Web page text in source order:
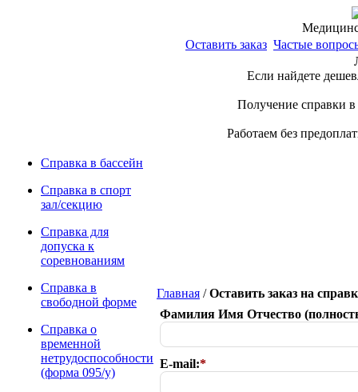
Оставить заказ Частые
Если найдете
Получение справки в
Работаем без
Справка в бассейн
Справка в спорт
зал/секцию
Справка для
допуска к
соревнованиям
Справка в
свободной форме
Справка о
временной
нетрудоспособности
(форма 095/у)
Главная /Оставить заказ на
Фамилия Имя Отчество
E-mail:*